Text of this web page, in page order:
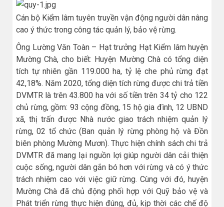
Cán bộ Kiểm lâm tuyên truyền vận động người dân nâng
cao ý thức trong công tác quản lý, bảo vệ rừng.
Ông Lường Văn Toàn – Hạt trưởng Hạt Kiểm lâm huyện
Mường Chà, cho biết: Huyện Mường Chà có tổng diện
tích tự nhiên gần 119.000 ha, tỷ lệ che phủ rừng đạt
42,18%. Năm 2020, tổng diện tích rừng được chi trả tiền
DVMTR là trên 43.800 ha với số tiền trên 34 tỷ cho 122
chủ rừng, gồm: 93 cộng đồng, 15 hộ gia đình, 12 UBND
xã, thị trấn được Nhà nước giao trách nhiệm quản lý
rừng, 02 tổ chức (Ban quản lý rừng phòng hộ và Đồn
biên phòng Mường Mươn). Thực hiện chính sách chi trả
DVMTR đã mang lại nguồn lợi giúp người dân cải thiện
cuộc sống, người dân gắn bó hơn với rừng và có ý thức
trách nhiệm cao với việc giữ rừng. Cùng với đó, huyện
Mường Chà đã chủ động phối hợp với Quỹ bảo vệ và
Phát triển rừng thực hiện đúng, đủ, kịp thời các chế độ